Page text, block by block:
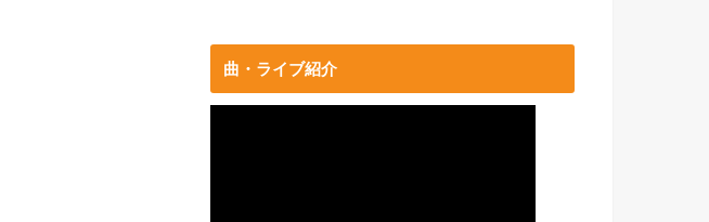
曲・ライブ紹介